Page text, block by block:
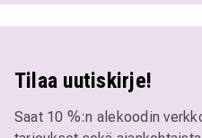
Tilaa uutiskirje!
Saat 10 %:n alekoodin